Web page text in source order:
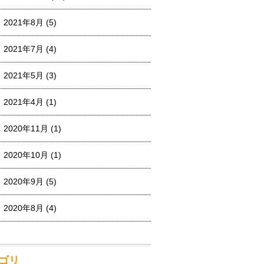
2021年8月 (5)
2021年7月 (4)
2021年5月 (3)
2021年4月 (1)
2020年11月 (1)
2020年10月 (1)
2020年9月 (5)
2020年8月 (4)
リ